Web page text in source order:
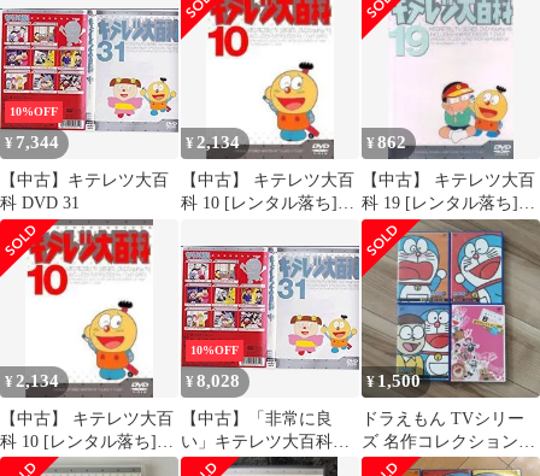
完結セット
ティックあげるよ
10%OFF
¥ 7,344
【中古】キテレツ大百
科 DVD 31
¥2,134
【中古】 キテレツ大百
科 10 [レンタル落ち]
¥862
【中古】 キテレツ大百
科 19 [レンタル落ち]
[DVD]
¥ 2,134
【中古】 キテレツ大百
科 10 [レンタル落ち]
[DVD]
10%OFF
¥8,028
【中古】「非常に良
い」キテレツ大百科
DVD 31
¥ 1,500
ドラえもん TVシリー
ズ 名作コレクション
DVD 5巻セット